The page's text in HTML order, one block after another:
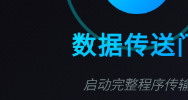
数据传送
启动完整程序传